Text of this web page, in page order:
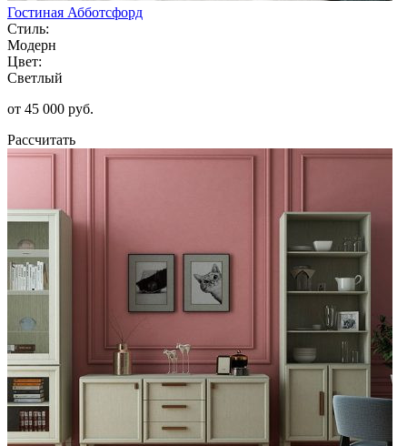
Гостиная Абботсфорд
Стиль:
Модерн
Цвет:
Светлый
от 45 000 руб.
Рассчитать